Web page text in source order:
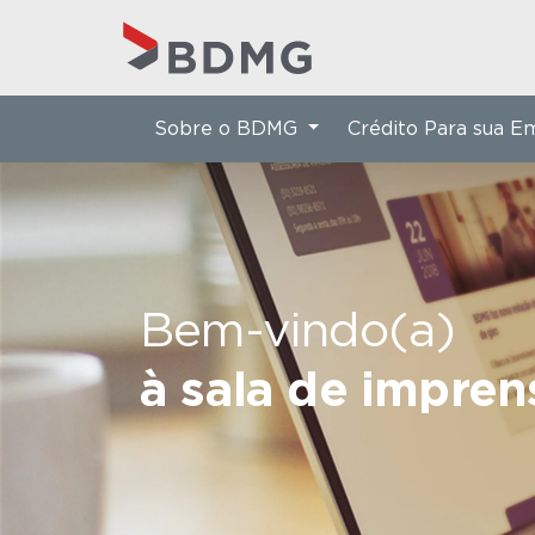
Bem-vindo(a)
à sala de
Sobre o BDMG Crédito Para sua